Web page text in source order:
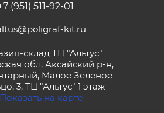
(951) 511-92-01
kit.ru
склад ТЦ "Альтус"
обл, Аксайский р-н,
Малое Зеленое
3, ТЦ "Альтус" 1 этаж
Показать на карте